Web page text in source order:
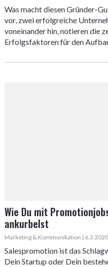
Was macht diesen Gründer-
vor, zwei erfolgreiche
voneinander hin, notieren die
Erfolgsfaktoren für den
Wie Du mit
ankurbelst
Marketing & Kommunikation | 6.3.2020
Salespromotion ist das
Dein Startup oder Dein